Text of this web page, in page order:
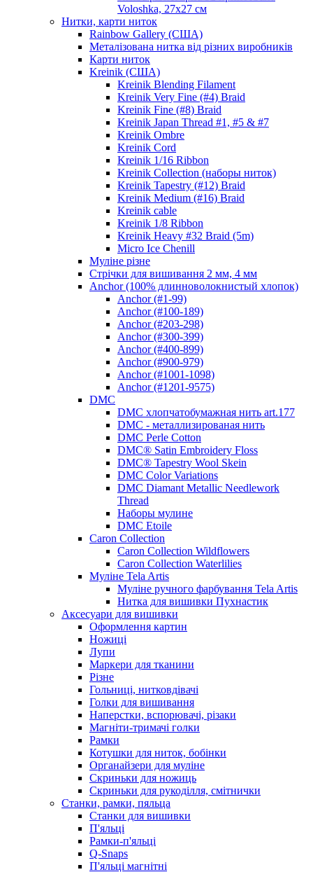
Voloshka, 27х27 см
Нитки, карти ниток
Rainbow Gallery (США)
Металізована нитка від різних виробників
Карти ниток
Kreinik (США)
Kreinik Blending Filament
Kreinik Very Fine (#4) Braid
Kreinik Fine (#8) Braid
Kreinik Japan Thread #1, #5 & #7
Kreinik Ombre
Kreinik Cord
Kreinik 1/16 Ribbon
Kreinik Collection (наборы ниток)
Kreinik Tapestry (#12) Braid
Kreinik Medium (#16) Braid
Kreinik cable
Kreinik 1/8 Ribbon
Kreinik Heavy #32 Braid (5m)
Micro Ice Chenill
Муліне різне
Стрічки для вишивання 2 мм, 4 мм
Anchor (100% длинноволокнистый хлопок)
Anchor (#1-99)
Anchor (#100-189)
Anchor (#203-298)
Anchor (#300-399)
Anchor (#400-899)
Anchor (#900-979)
Anchor (#1001-1098)
Anchor (#1201-9575)
DMC
DMC хлопчатобумажная нить art.177
DMC - металлизированая нить
DMC Perle Cotton
DMC® Satin Embroidery Floss
DMC® Tapestry Wool Skein
DMC Color Variations
DMC Diamant Metallic Needlework
Thread
Наборы мулине
DMC Etoile
Caron Collection
Caron Collection Wildflowers
Caron Collection Waterlilies
Муліне Tela Artis
Муліне ручного фарбування Tela Artis
Нитка для вишивки Пухнастик
Аксесуари для вишивки
Оформлення картин
Ножиці
Лупи
Маркери для тканини
Різне
Гольниці, нитковдівачі
Голки для вишивання
Наперстки, вспорювачі, різаки
Магніти-тримачі голки
Рамки
Котушки для ниток, бобінки
Органайзери для муліне
Скриньки для ножиць
Скриньки для рукоділля, смітнички
Станки, рамки, пяльца
Станки для вишивки
П'яльці
Рамки-п'яльці
Q-Snaps
П'яльці магнітні